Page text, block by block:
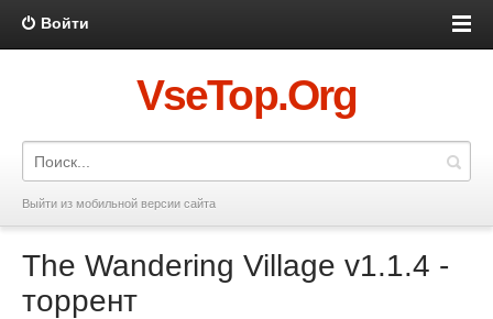
Войти
VseTop.Org
Выйти из мобильной версии сайта
The Wandering Village v1.1.4 -
торрент